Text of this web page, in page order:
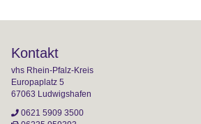
Kontakt
vhs Rhein-Pfalz-Kreis
Europaplatz 5
67063 Ludwigshafen
0621 5909 3500